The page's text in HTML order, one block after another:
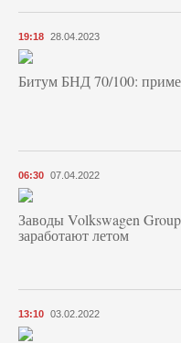
19:18 28.04.2023
Битум БНД 70/100:
06:30 07.04.2022
Заводы Volkswagen
заработают летом
13:10 03.02.2022